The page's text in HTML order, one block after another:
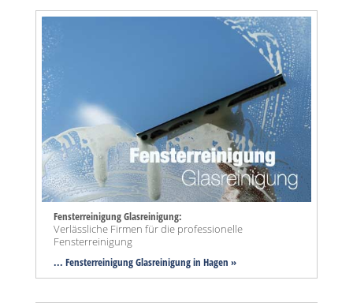
Fensterreinigung Glasreinigung:
Verlässliche Firmen für die professionelle
Fensterreinigung
... Fensterreinigung Glasreinigung in Hagen »